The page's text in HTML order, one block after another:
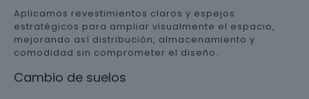
Aplicamos revestimientos claros y espejos
estratégicos para ampliar visualmente el espacio,
mejorando así distribución, almacenamiento y
comodidad sin comprometer el diseño.
Cambio de suelos